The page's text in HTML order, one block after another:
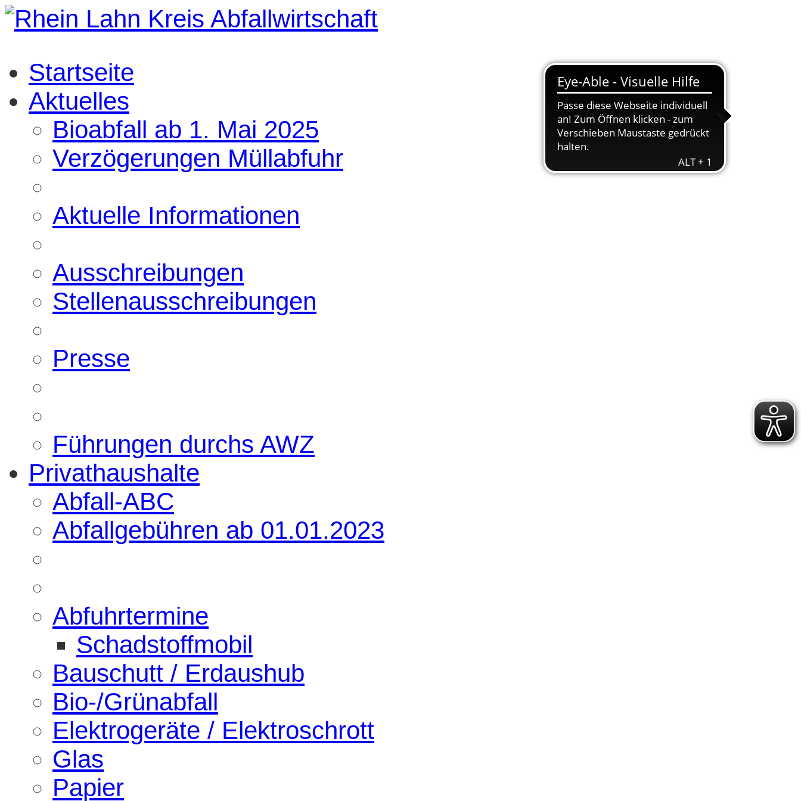
Startseite
Aktuelles
Bioabfall ab 1. Mai 2025
Verzögerungen Müllabfuhr
Aktuelle Informationen
Ausschreibungen
Stellenausschreibungen
Presse
Führungen durchs AWZ
Privathaushalte
Abfall-ABC
Abfallgebühren ab 01.01.2023
Abfuhrtermine
Schadstoffmobil
Bauschutt / Erdaushub
Bio-/Grünabfall
Elektrogeräte / Elektroschrott
Glas
Papier